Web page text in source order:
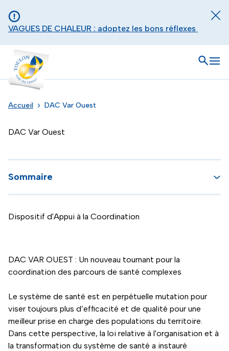
VAGUES DE CHALEUR : adoptez les bons réflexes
Toulon - Port du levant, retour à l'accueil
Ouvrir
Accueil DAC Var Ouest
DAC Var Ouest
Sommaire
Dispositif d'Appui à la Coordination
DAC VAR OUEST : Un nouveau tournant pour la
coordination des parcours de santé complexes
Le système de santé est en perpétuelle mutation pour
viser toujours plus d’efficacité et de qualité pour une
meilleur prise en charge des populations du territoire.
Dans cette perspective, la loi relative à l'organisation et à
la transformation du système de santé a instauré